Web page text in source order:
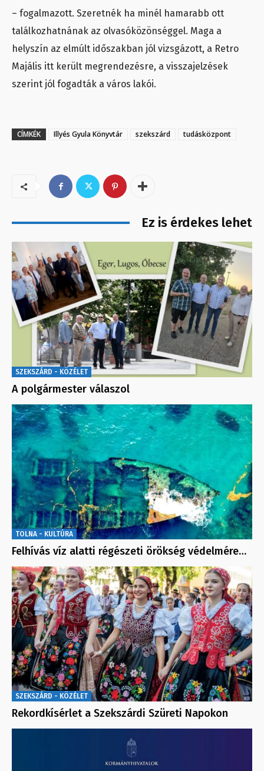
– fogalmazott. Szeretnék ha minél hamarabb ott
találkozhatnának az olvasóközönséggel. Maga a
helyszín az elmúlt időszakban jól vizsgázott, a Retro
Majális itt került megrendezésre, a visszajelzések
szerint jól fogadták a város lakói.
CÍMKÉK Illyés Gyula Könyvtár szekszárd tudásközpont
Ez is érdekes lehet
SZEKSZÁRD - KÖZÉLET
A polgármester válaszol
TOLNA - KULTÚRA
Felhívás víz alatti régészeti örökség védelmére…
SZEKSZÁRD - KÖZÉLET
Rekordkísérlet a Szekszárdi Szüreti Napokon